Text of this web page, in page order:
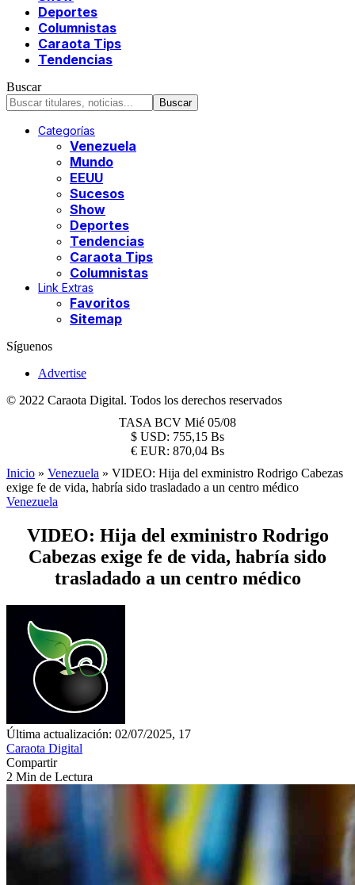
Deportes
Columnistas
Caraota Tips
Tendencias
Buscar
Categorías
Venezuela
Mundo
EEUU
Sucesos
Show
Deportes
Tendencias
Caraota Tips
Columnistas
Link Extras
Favoritos
Sitemap
Síguenos
Advertise
© 2022 Caraota Digital. Todos los derechos reservados
TASA BCV Mié 05/08
$ USD: 755,15 Bs
€ EUR: 870,04 Bs
Inicio » Venezuela » VIDEO: Hija del exministro Rodrigo Cabezas
exige fe de vida, habría sido trasladado a un centro médico
Venezuela
VIDEO: Hija del exministro Rodrigo
Cabezas exige fe de vida, habría sido
trasladado a un centro médico
Última actualización: 02/07/2025, 17
Caraota Digital
Compartir
2 Min de Lectura